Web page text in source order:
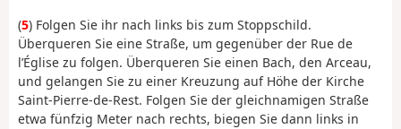
(5) Folgen Sie ihr nach links bis zum Stoppschild.
Überqueren Sie eine Straße, um gegenüber der Rue de
l’Église zu folgen. Überqueren Sie einen Bach, den Arceau,
und gelangen Sie zu einer Kreuzung auf Höhe der Kirche
Saint-Pierre-de-Rest. Folgen Sie der gleichnamigen Straße
etwa fünfzig Meter nach rechts, biegen Sie dann links in